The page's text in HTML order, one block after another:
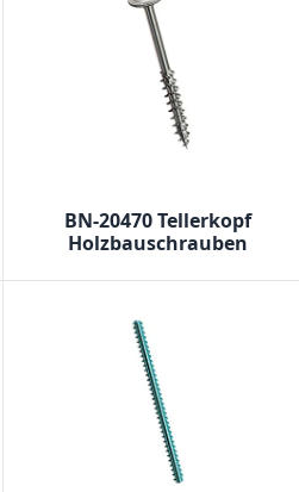
BN-20470 Tellerkopf
Holzbauschrauben